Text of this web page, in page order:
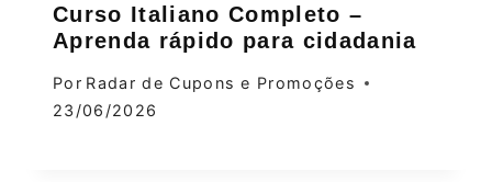
Curso Italiano Completo –
Aprenda rápido para cidadania
Por Radar de Cupons e Promoções
23/06/2026